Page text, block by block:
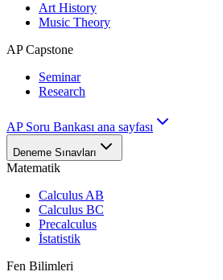
Art History
Music Theory
AP Capstone
Seminar
Research
AP Soru Bankası ana sayfası
Deneme Sınavları
Matematik
Calculus AB
Calculus BC
Precalculus
İstatistik
Fen Bilimleri